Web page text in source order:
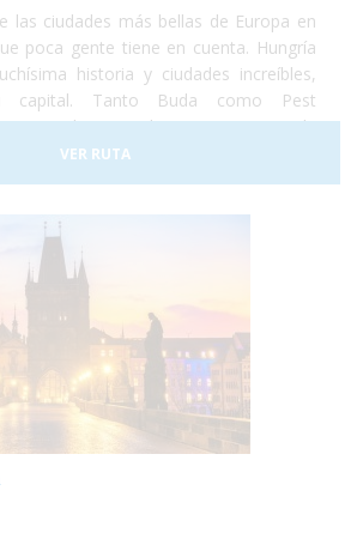
las ciudades más bellas de Europa en
poca gente tiene en cuenta. Hungría
historia y ciudades increíbles,
Tanto Buda como Pest
y ahora que lucen como una sola
más bella que puedas imaginar. Así que
te lo pienses más y vete a conocer
¡deberás encargarte de disfrutar!
VER RUTA